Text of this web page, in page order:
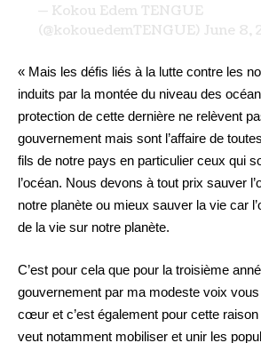
— Kokou Edem TENGUE
(@kokouedemTENGUE) June 8,
« Mais les défis liés à la lutte contre les
induits par la montée du niveau des
protection de cette dernière ne relèvent
gouvernement mais sont l’affaire de
fils de notre pays en particulier ceux qui
l’océan. Nous devons à tout prix sauver
notre planète ou mieux sauver la vie car
de la vie sur notre planète.
C’est pour cela que pour la troisième
gouvernement par ma modeste voix
cœur et c’est également pour cette
veut notamment mobiliser et unir les